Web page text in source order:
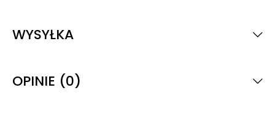
WYSYŁKA
OPINIE (0)